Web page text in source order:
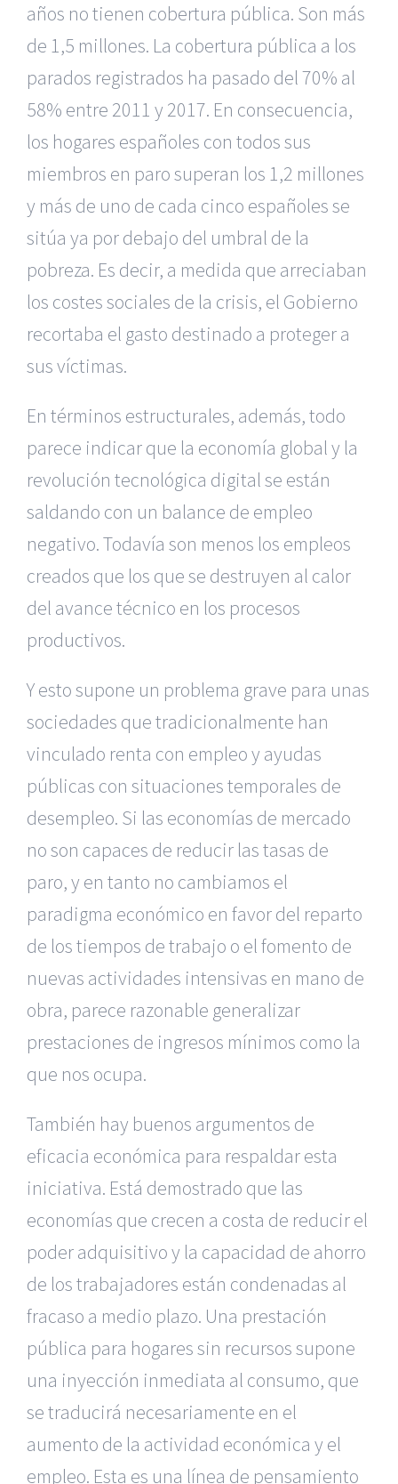
años no tienen cobertura pública. Son más
de 1,5 millones. La cobertura pública a los
parados registrados ha pasado del 70% al
58% entre 2011 y 2017. En consecuencia,
los hogares españoles con todos sus
miembros en paro superan los 1,2 millones
y más de uno de cada cinco españoles se
sitúa ya por debajo del umbral de la
pobreza. Es decir, a medida que arreciaban
los costes sociales de la crisis, el Gobierno
recortaba el gasto destinado a proteger a
sus víctimas.
En términos estructurales, además, todo
parece indicar que la economía global y la
revolución tecnológica digital se están
saldando con un balance de empleo
negativo. Todavía son menos los empleos
creados que los que se destruyen al calor
del avance técnico en los procesos
productivos.
Y esto supone un problema grave para unas
sociedades que tradicionalmente han
vinculado renta con empleo y ayudas
públicas con situaciones temporales de
desempleo. Si las economías de mercado
no son capaces de reducir las tasas de
paro, y en tanto no cambiamos el
paradigma económico en favor del reparto
de los tiempos de trabajo o el fomento de
nuevas actividades intensivas en mano de
obra, parece razonable generalizar
prestaciones de ingresos mínimos como la
que nos ocupa.
También hay buenos argumentos de
eficacia económica para respaldar esta
iniciativa. Está demostrado que las
economías que crecen a costa de reducir el
poder adquisitivo y la capacidad de ahorro
de los trabajadores están condenadas al
fracaso a medio plazo. Una prestación
pública para hogares sin recursos supone
una inyección inmediata al consumo, que
se traducirá necesariamente en el
aumento de la actividad económica y el
empleo. Esta es una línea de pensamiento